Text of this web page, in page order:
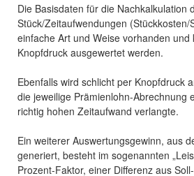
Die Basisdaten für die Nachkalkulation
Stück/Zeitaufwendungen (Stückkosten/
einfache Art und Weise vorhanden und
Knopfdruck ausgewertet werden.
Ebenfalls wird schlicht per Knopfdruck
die jeweilige Prämienlohn-­Abrechnung
richtig hohen Zeitaufwand verlangte.
Ein weiterer Auswertungsgewinn, aus
generiert, besteht im sogenannten
Prozent-Faktor, einer Differenz aus